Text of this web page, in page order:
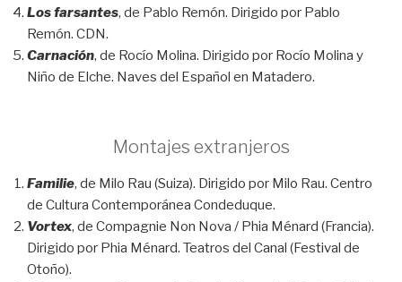
Los farsantes, de Pablo Remón. Dirigido por Pablo
Remón. CDN.
Carnación, de Rocío Molina. Dirigido por Rocío Molina y
Niño de Elche. Naves del Español en Matadero.
Montajes extranjeros
Familie, de Milo Rau (Suiza). Dirigido por Milo Rau. Centro
de Cultura Contemporánea Condeduque.
Vortex, de Compagnie Non Nova / Phia Ménard (Francia).
Dirigido por Phia Ménard. Teatros del Canal (Festival de
Otoño).